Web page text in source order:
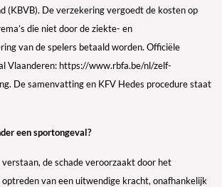
(KBVB). De verzekering vergoedt de kosten op
die niet door de ziekte- en
van de spelers betaald worden. Officiële
Vlaanderen: https://www.rbfa.be/nl/zelf-
. De samenvatting en KFV Hedes procedure staat
een sportongeval?
de schade veroorzaakt door het
van een uitwendige kracht, onafhankelijk